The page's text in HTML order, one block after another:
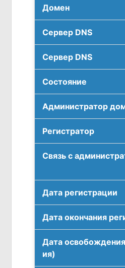
Домен
Сервер DNS
Сервер DNS
Соcтояние
Администратор
Регистратор
Связь с
Дата регистрации
Дата окончания
Дата
ия)